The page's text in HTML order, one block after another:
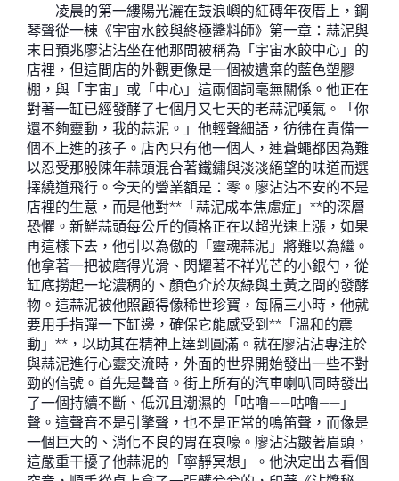
凌晨的第一縷陽光灑在鼓浪嶼的紅磚年夜厝上，鋼
琴聲從一棟《宇宙水餃與終極醬料師》第一章：蒜泥與
末日預兆廖沾沾坐在他那間被稱為「宇宙水餃中心」的
店裡，但這間店的外觀更像是一個被遺棄的藍色塑膠
棚，與「宇宙」或「中心」這兩個詞毫無關係。他正在
對著一缸已經發酵了七個月又七天的老蒜泥嘆氣。「你
還不夠靈動，我的蒜泥。」他輕聲細語，彷彿在責備一
個不上進的孩子。店內只有他一個人，連蒼蠅都因為難
以忍受那股陳年蒜頭混合著鐵鏽與淡淡絕望的味道而選
擇繞道飛行。今天的營業額是：零。廖沾沾不安的不是
店裡的生意，而是他對**「蒜泥成本焦慮症」**的深層
恐懼。新鮮蒜頭每公斤的價格正在以超光速上漲，如果
再這樣下去，他引以為傲的「靈魂蒜泥」將難以為繼。
他拿著一把被磨得光滑、閃耀著不祥光芒的小銀勺，從
缸底撈起一坨濃稠的、顏色介於灰綠與土黃之間的發酵
物。這蒜泥被他照顧得像稀世珍寶，每隔三小時，他就
要用手指彈一下缸邊，確保它能感受到**「溫和的震
動」**，以助其在精神上達到圓滿。就在廖沾沾專注於
與蒜泥進行心靈交流時，外面的世界開始發出一些不對
勁的信號。首先是聲音。街上所有的汽車喇叭同時發出
了一個持續不斷、低沉且潮濕的「咕嚕——咕嚕——」
聲。這聲音不是引擎聲，也不是正常的鳴笛聲，而像是
一個巨大的、消化不良的胃在哀嚎。廖沾沾皺著眉頭，
這嚴重干擾了他蒜泥的「寧靜冥想」。他決定出去看個